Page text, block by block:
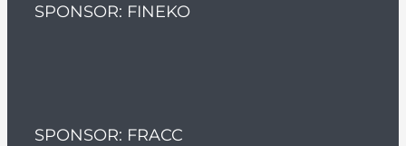
SPONSOR: FINEKO
SPONSOR: FRACC